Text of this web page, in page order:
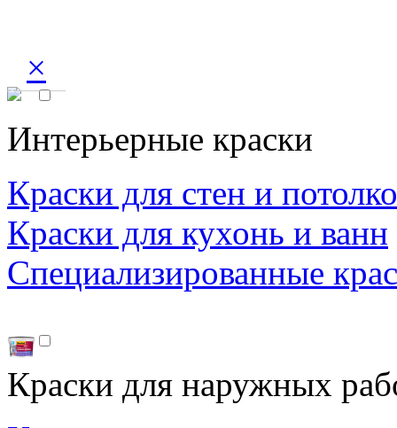
×
Интерьерные краски
Краски для стен и
Краски для кухонь и ванн
Специализированные
Краски для наружных